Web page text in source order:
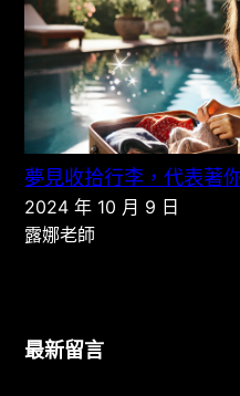
夢見收拾行李，代表著
2024 年 10 月 9 日
露娜老師
最新留言